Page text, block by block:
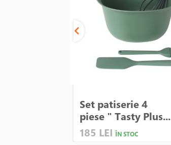
Set patiserie 4
piese " Tasty Plus...
185 LEI ÎN STOC